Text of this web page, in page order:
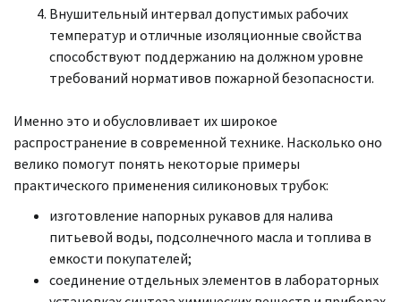
Внушительный интервал допустимых рабочих
температур и отличные изоляционные свойства
способствуют поддержанию на должном уровне
требований нормативов пожарной безопасности.
Именно это и обусловливает их широкое
распространение в современной технике. Насколько оно
велико помогут понять некоторые примеры
практического применения силиконовых трубок:
изготовление напорных рукавов для налива
питьевой воды, подсолнечного масла и топлива в
емкости покупателей;
соединение отдельных элементов в лабораторных